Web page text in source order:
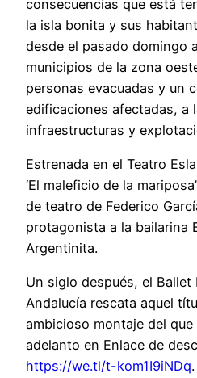
consecuencias que está
la isla bonita y sus
desde el pasado domingo
municipios de la zona
personas evacuadas y un
edificaciones afectadas, a
infraestructuras y
Estrenada en el Teatro
‘El maleficio de la
de teatro de Federico
protagonista a la bailarina
Argentinita.
Un siglo después, el Ballet
Andalucía rescata aquel
ambicioso montaje del que
adelanto en Enlace de
https://we.tl/t-kom1I9iNDq